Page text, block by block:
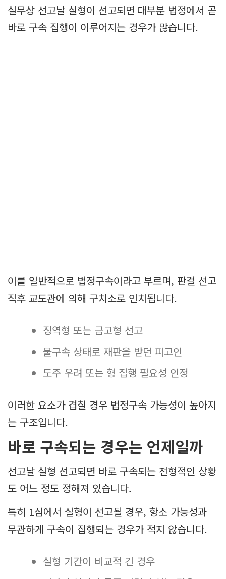
실무상 선고날 실형이 선고되면 대부분 법정에서 곧
바로 구속 집행이 이루어지는 경우가 많습니다.
이를 일반적으로 법정구속이라고 부르며, 판결 선고
직후 교도관에 의해 구치소로 인치됩니다.
징역형 또는 금고형 선고
불구속 상태로 재판을 받던 피고인
도주 우려 또는 형 집행 필요성 인정
이러한 요소가 겹칠 경우 법정구속 가능성이 높아지
는 구조입니다.
바로 구속되는 경우는 언제일까
선고날 실형 선고되면 바로 구속되는 전형적인 상황
도 어느 정도 정해져 있습니다.
특히 1심에서 실형이 선고될 경우, 항소 가능성과
무관하게 구속이 집행되는 경우가 적지 않습니다.
실형 기간이 비교적 긴 경우